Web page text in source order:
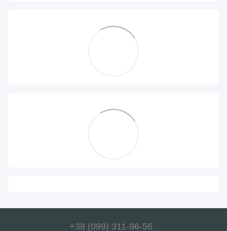
+38 (099) 311-96-56